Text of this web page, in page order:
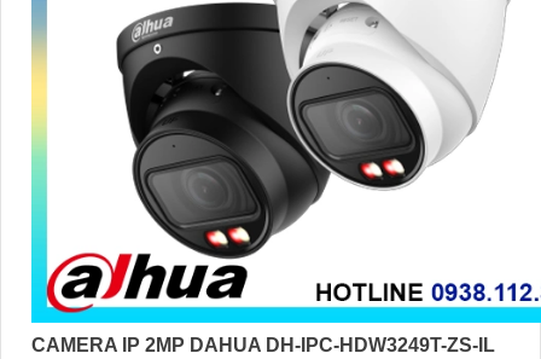
CAMERA IP 2MP DAHUA DH-IPC-HDW3249T-ZS-IL